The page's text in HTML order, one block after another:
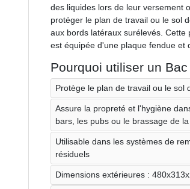
des liquides lors de leur versement
protéger le plan de travail ou le sol
aux bords latéraux surélevés.
est équipée d'une plaque fendue et
Pourquoi utiliser un
Protège le plan de travail ou le
Assure la propreté et l'hygiène
bars, les pubs ou le brassage de
Utilisable dans les systèmes de
résiduels
Dimensions extérieures :